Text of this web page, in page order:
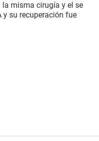
misma cirugía y el se
y su recuperación fue